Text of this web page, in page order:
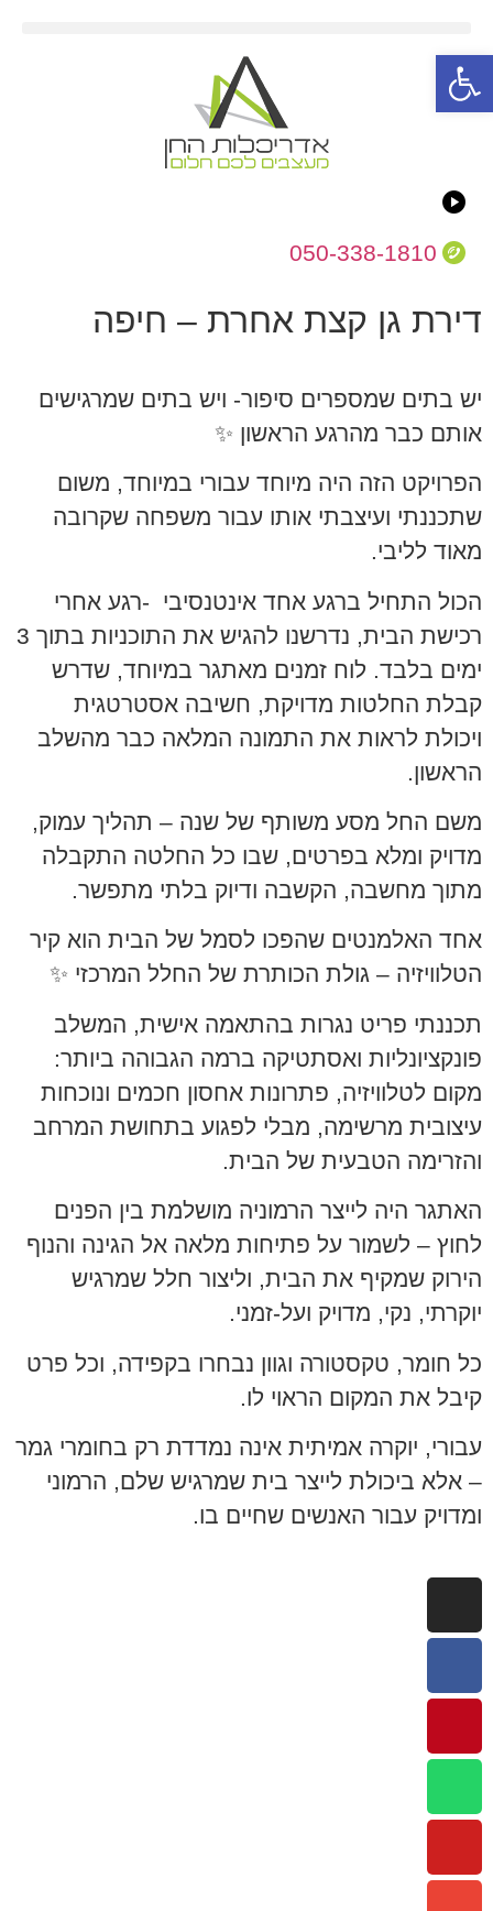
050-338-1810
דירת גן קצת אחרת – חיפה
יש בתים שמספרים סיפור- ויש בתים שמרגישים
אותם כבר מהרגע הראשון ✨
הפרויקט הזה היה מיוחד עבורי במיוחד, משום
שתכננתי ועיצבתי אותו עבור משפחה שקרובה
מאוד לליבי.
הכול התחיל ברגע אחד אינטנסיבי -רגע אחרי
רכישת הבית, נדרשנו להגיש את התוכניות בתוך 3
ימים בלבד. לוח זמנים מאתגר במיוחד, שדרש
קבלת החלטות מדויקת, חשיבה אסטרטגית
ויכולת לראות את התמונה המלאה כבר מהשלב
הראשון.
משם החל מסע משותף של שנה – תהליך עמוק,
מדויק ומלא בפרטים, שבו כל החלטה התקבלה
מתוך מחשבה, הקשבה ודיוק בלתי מתפשר.
אחד האלמנטים שהפכו לסמל של הבית הוא קיר
הטלוויזיה – גולת הכותרת של החלל המרכזי ✨
תכננתי פריט נגרות בהתאמה אישית, המשלב
פונקציונליות ואסתטיקה ברמה הגבוהה ביותר:
מקום לטלוויזיה, פתרונות אחסון חכמים ונוכחות
עיצובית מרשימה, מבלי לפגוע בתחושת המרחב
והזרימה הטבעית של הבית.
האתגר היה לייצר הרמוניה מושלמת בין הפנים
לחוץ – לשמור על פתיחות מלאה אל הגינה והנוף
הירוק שמקיף את הבית, וליצור חלל שמרגיש
יוקרתי, נקי, מדויק ועל-זמני.
כל חומר, טקסטורה וגוון נבחרו בקפידה, וכל פרט
קיבל את המקום הראוי לו.
עבורי, יוקרה אמיתית אינה נמדדת רק בחומרי גמר
– אלא ביכולת לייצר בית שמרגיש שלם, הרמוני
ומדויק עבור האנשים שחיים בו.
פתח סרגל נגישות